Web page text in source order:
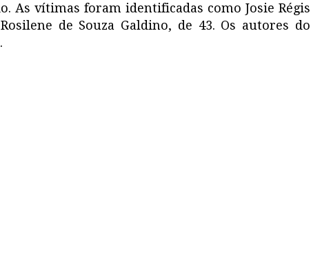
As vítimas foram identificadas como Josie Régis
de Souza Galdino, de 43. Os autores do